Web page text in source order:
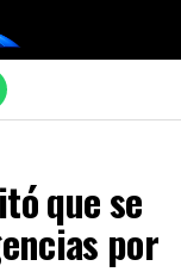
que se
por